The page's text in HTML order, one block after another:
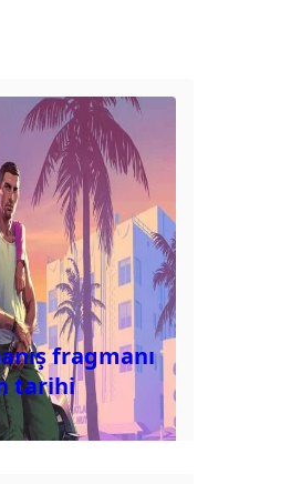
fragmanı
tarihi